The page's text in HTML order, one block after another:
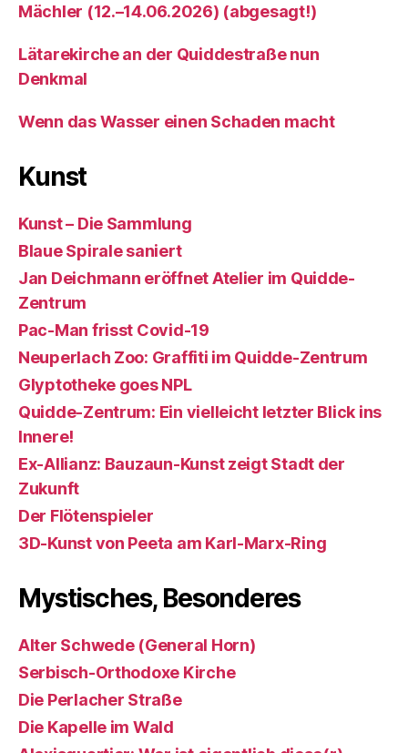
Mächler (12.–14.06.2026) (abgesagt!)
Lätarekirche an der Quiddestraße nun
Denkmal
Wenn das Wasser einen Schaden macht
Kunst
Kunst – Die Sammlung
Blaue Spirale saniert
Jan Deichmann eröffnet Atelier im Quidde-
Zentrum
Pac-Man frisst Covid-19
Neuperlach Zoo: Graffiti im Quidde-Zentrum
Glyptotheke goes NPL
Quidde-Zentrum: Ein vielleicht letzter Blick ins
Innere!
Ex-Allianz: Bauzaun-Kunst zeigt Stadt der
Zukunft
Der Flötenspieler
3D-Kunst von Peeta am Karl-Marx-Ring
Mystisches, Besonderes
Alter Schwede (General Horn)
Serbisch-Orthodoxe Kirche
Die Perlacher Straße
Die Kapelle im Wald